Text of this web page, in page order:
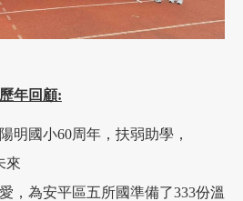
年回顧:
明國小60周年， 扶弱助學，
來
，為安平區五所國準備了333份溫